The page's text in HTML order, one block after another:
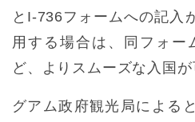
とI-736フォームへの記入
用する場合は、同フォー
ど、よりスムーズな入国が
グアム政府観光局による